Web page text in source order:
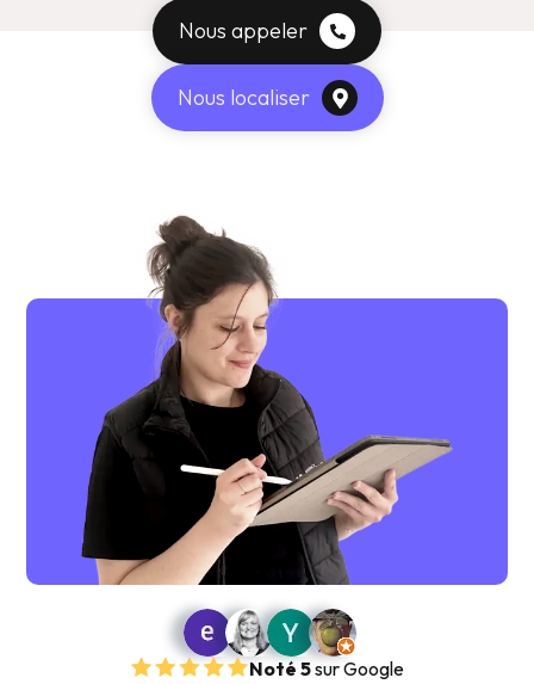
Nous appeler
Nous localiser
Noté 5sur Google